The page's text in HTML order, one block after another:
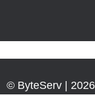
© ByteServ | 2026